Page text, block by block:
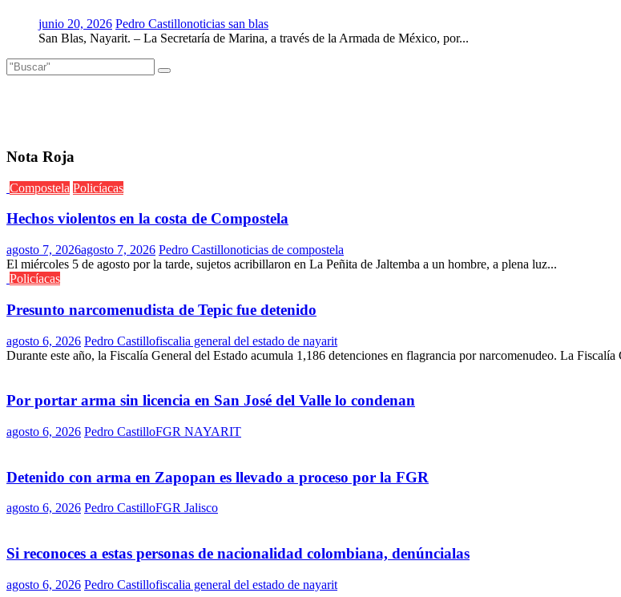
junio 20, 2026 Pedro Castillonoticias san blas
San Blas, Nayarit. – La Secretaría de Marina, a través de la Armada de México, por...
Nota Roja
Compostela Policíacas
Hechos violentos en la costa de Compostela
agosto 7, 2026agosto 7, 2026 Pedro Castillonoticias de compostela
El miércoles 5 de agosto por la tarde, sujetos acribillaron en La Peñita de Jaltemba a un hombre, a plena luz...
Policíacas
Presunto narcomenudista de Tepic fue detenido
agosto 6, 2026 Pedro Castillofiscalia general del estado de nayarit
Durante este año, la Fiscalía General del Estado acumula 1,186 detenciones en flagrancia por narcomenudeo. La Fiscalía
Por portar arma sin licencia en San José del Valle lo condenan
agosto 6, 2026 Pedro CastilloFGR NAYARIT
Detenido con arma en Zapopan es llevado a proceso por la FGR
agosto 6, 2026 Pedro CastilloFGR Jalisco
Si reconoces a estas personas de nacionalidad colombiana, denúncialas
agosto 6, 2026 Pedro Castillofiscalia general del estado de nayarit